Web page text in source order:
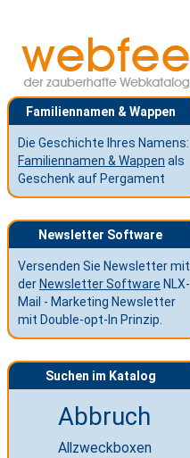
Familiennamen & Wappen
Die Geschichte Ihres Namens:
Familiennamen & Wappen als
Geschenk auf Pergament
Newsletter Software
Versenden Sie Newsletter mit
der Newsletter Software NLX-
Mail - Marketing Newsletter
mit Double-opt-In Prinzip.
Suchen im Katalog
Abbruch
Allzweckboxen